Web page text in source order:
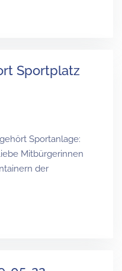
Sportplatz
Sportanlage:
Mitbürgerinnen
der